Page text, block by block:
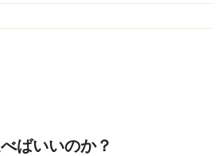
ばいいのか？